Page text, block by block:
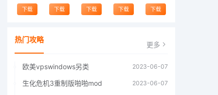
下载 下载 下载 下载 下载
热门攻略 更多
欧美vpswindows另类 2023-06-07
生化危机3重制版啪啪mod 2023-06-07